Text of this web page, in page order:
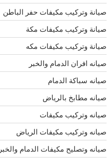
صيانة وتركيب مكيفات حفر الباطن
صيانة وتركيب مكيفات مكة
صيانة وتركيب مكيفات مكه
صيانه افران الدمام والخبر
صيانه سباكة الدمام
صيانه مطابخ بالرياض
صيانه وتركيب مكيفات
صيانه وتركيب مكيفات الرياض
صيانه وتصليح مكيفات الدمام والخبر